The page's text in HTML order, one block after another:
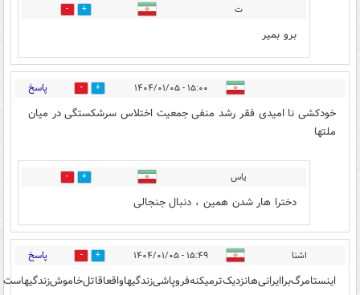
ت 1
برو بمیر
۱۵:۰۰ - ۱۴۰۴/۰۱/۰۵ 10 پاسخ
خودکشی نا امیدی فقر رشد منفی جمعیت اختلاس سرشکستگی در میان
ملتها
یاس 0
دخترا هار شدن همین ، دنبال جنجالی
اشنا ۱۵:۴۹ - ۱۴۰۴/۰۱/۰۵ 5 پاسخ
اینستا‌مرگ‌برا‌ایرانی‌ها‌نزدیک‌تر‌میکنه‌فروپاشی‌زندگیها‌واقعا‌قاتل‌خاموش‌زندگیهاست